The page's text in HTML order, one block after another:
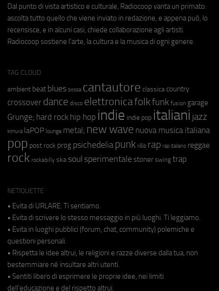
Dal punto di vista artistico e culturale, Radiocoop vanta un primato:
ascolta tutto quello che viene inviato in redazione, e appena può, lo
recensisce, e in alcuni casi, chiede collaborazione agli artisti.
Radiocoop sostiene l'arte, la cultura e la musica di ogni genere.
TAG CLOUD
ambient beat blues bossa cantautore classica country
crossover dance disco elettronicafolkfunk fusion garage
Grunge; hard rock hip hop indie indie pop italiani jazz
kimura laPOP lounge metal; new wave nuova musica italiana
pop post rock prog psichedeliapunk r&b rap rap italiano reggae
rock rockabilly ska soul sperimentale stoner swing trap
NETIQUETTE
• Evita di URLARE. Ti sentiamo.
• Evita di scrivere lo stesso messaggio in più luoghi. Ti leggiamo.
• Evita in luoghi pubblici (forum, chat, community) polemiche e
questioni personali.
• Rispetta le idee altrui, le religioni e razze diverse dalla tua, non
bestemmiare né insultare altri utenti.
• Sentiti libero di esprimere le proprie idee, nei limiti
dell'educazione e del rispetto altrui.